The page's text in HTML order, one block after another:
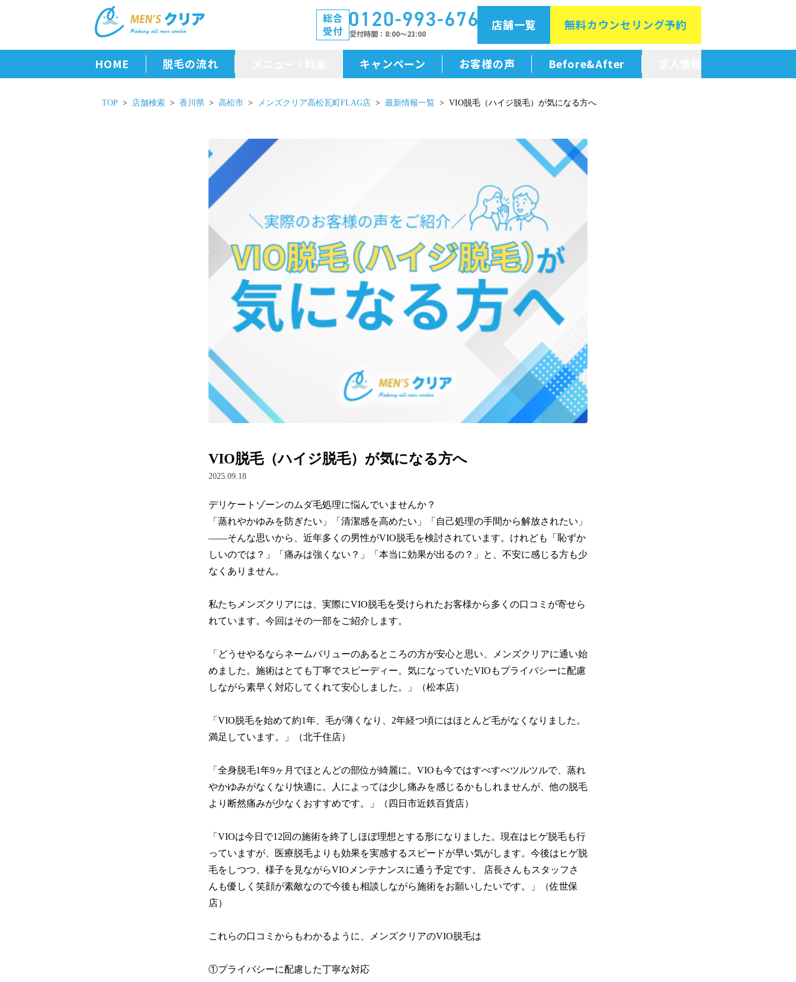
総合
受付
受付時間 8:00～23:00
店舗一覧 無料カウンセリング予約
HOME 脱毛の流れ
メニュー・料金
キャンペーン お客様の声 Before&After
TOP 店舗検索 香川県 高松市 メンズクリア高松瓦町FLAG店 最新情報一覧 VIO脱毛（ハイジ脱毛）が気になる方へ
VIO脱毛（ハイジ脱毛）が気になる方へ
2025.09.18
デリケートゾーンのムダ毛処理に悩んでいませんか？
「蒸れやかゆみを防ぎたい」「清潔感を高めたい」「自己処理の手間から解放されたい」
――そんな思いから、近年多くの男性がVIO脱毛を検討されています。けれども「恥ずか
しいのでは？」「痛みは強くない？」「本当に効果が出るの？」と、不安に感じる方も少
なくありません。
私たちメンズクリアには、実際にVIO脱毛を受けられたお客様から多くの口コミが寄せら
れています。今回はその一部をご紹介します。
「どうせやるならネームバリューのあるところの方が安心と思い、メンズクリアに通い始
めました。施術はとても丁寧でスピーディー。気になっていたVIOもプライバシーに配慮
しながら素早く対応してくれて安心しました。」（松本店）
「VIO脱毛を始めて約1年、毛が薄くなり、2年経つ頃にはほとんど毛がなくなりました。
満足しています。」（北千住店）
「全身脱毛1年9ヶ月でほとんどの部位が綺麗に。VIOも今ではすべすべツルツルで、蒸れ
やかゆみがなくなり快適に。人によっては少し痛みを感じるかもしれませんが、他の脱毛
より断然痛みが少なくおすすめです。」（四日市近鉄百貨店）
「VIOは今日で12回の施術を終了しほぼ理想とする形になりました。現在はヒゲ脱毛も行
っていますが、医療脱毛よりも効果を実感するスピードが早い気がします。今後はヒゲ脱
毛をしつつ、様子を見ながらVIOメンテナンスに通う予定です。 店長さんもスタッフさ
んも優しく笑顔が素敵なので今後も相談しながら施術をお願いしたいです。」（佐世保
店）
これらの口コミからもわかるように、メンズクリアのVIO脱毛は
①プライバシーに配慮した丁寧な対応